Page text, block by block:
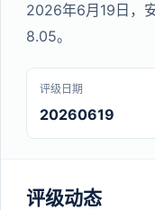
2026年6月19日，
8.05。
评级日期
20260619
评级动态